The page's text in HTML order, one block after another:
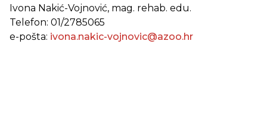
Ivona Nakić-Vojnović, mag. rehab. edu.
Telefon: 01/2785065
e-pošta: ivona.nakic-vojnovic@azoo.hr